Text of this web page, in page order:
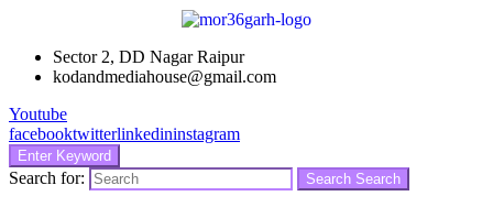
Sector 2, DD Nagar Raipur
kodandmediahouse@gmail.com
Youtube
facebooktwitterlinkedininstagram
Enter Keyword
Search for: Search Search